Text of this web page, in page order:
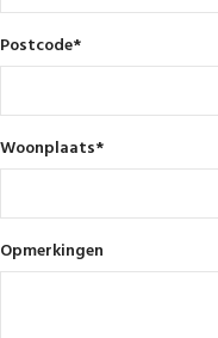
Postcode*
Woonplaats*
Opmerkingen